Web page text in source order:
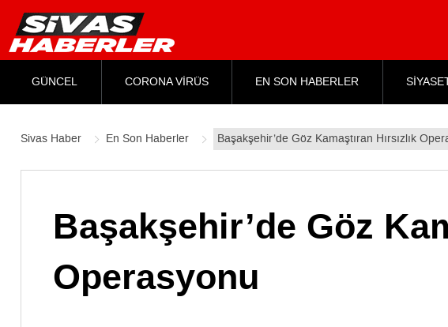
GÜNCEL CORONA VİRÜS EN SON HABERLER
Sivas Haber En Son Haberler Başakşehir’de Göz Kamaştıran Hırsızlık
Başakşehir’de Göz
Operasyonu